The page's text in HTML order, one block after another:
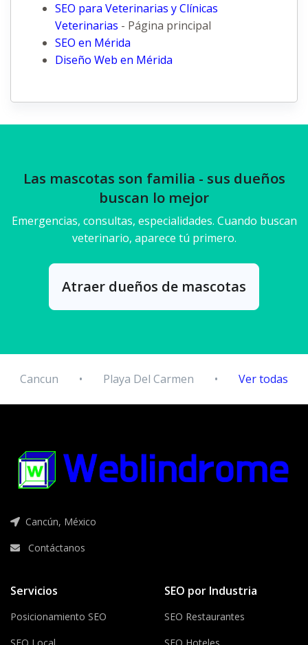
SEO para Veterinarias y Clínicas
Veterinarias - Página principal
SEO en Mérida
Diseño Web en Mérida
Las mascotas son familia - sus dueños
buscan lo mejor
Emergencias, consultas, especialidades. Cuando buscan
veterinario, aparece tú primero.
Atraer dueños de mascotas
Cancun • Playa Del Carmen • Ver todas
Cancún, México
Contáctanos
Servicios
Posicionamiento SEO
SEO por Industria
SEO Restaurantes